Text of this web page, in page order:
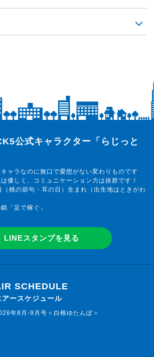
君
公式キャラクター「らじっと
ャラなのに無口で愛想がない変わりものです
優しく、コミュニケーション力は抜群です！
（桃の節句・耳の日）生まれ（出生地はときがわ
「足で稼ぐ」
LINEスタンプを見る
SCHEDULE
アースケジュール
年8月-9月号＜白根ゆたんぽ＞